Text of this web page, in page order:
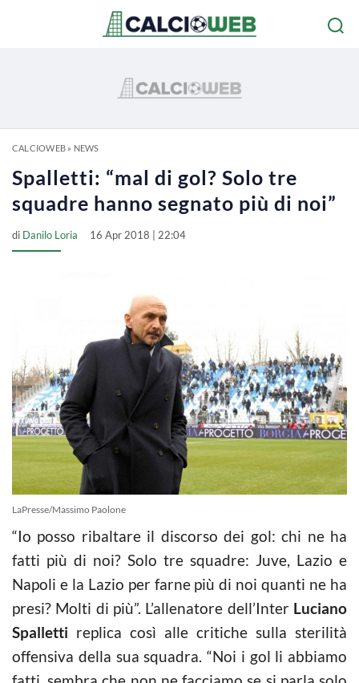
CALCIOWEB» NEWS
Spalletti: “mal di gol? Solo tre
squadre hanno segnato più di noi”
di Danilo Loria 16 Apr 2018 | 22:04
LaPresse/Massimo Paolone
“Io posso ribaltare il discorso dei gol: chi ne ha
fatti più di noi? Solo tre squadre: Juve, Lazio e
Napoli e la Lazio per farne più di noi quanti ne ha
presi? Molti di più”. L’allenatore dell’Inter Luciano
Spalletti replica così alle critiche sulla sterilità
offensiva della sua squadra. “Noi i gol li abbiamo